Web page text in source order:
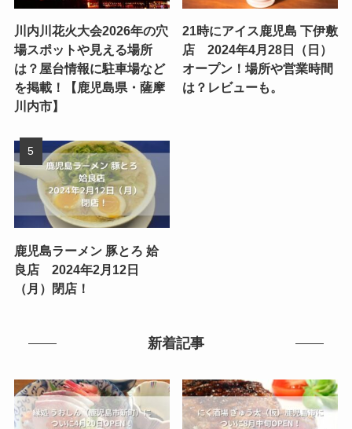
川内川花火大会2026年の穴
場スポットや見える場所
は？屋台情報に駐車場など
を掲載！【鹿児島県・薩摩
川内市】
21時にアイス鹿児島 下伊敷
店 2024年4月28日（日）
オープン！場所や営業時間
は？レビューも。
鹿児島ラーメン 豚とろ 姶
良店 2024年2月12日
（月）閉店！
新着記事